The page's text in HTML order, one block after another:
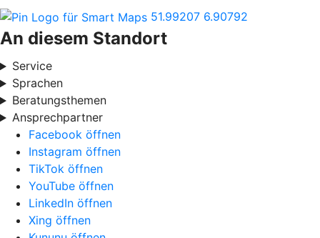
51.99207 6.90792
An diesem Standort
Service
Sprachen
Beratungsthemen
Ansprechpartner
Facebook öffnen
Instagram öffnen
TikTok öffnen
YouTube öffnen
LinkedIn öffnen
Xing öffnen